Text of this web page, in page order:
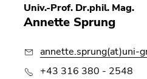
Univ.-Prof. Dr.phil. Mag.
Annette Sprung
annette.sprung(at)uni-
+43 316 380 - 2548